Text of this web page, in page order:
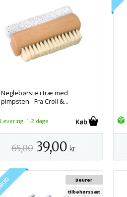
Neglebørste i træ med
pimpsten - Fra Croll &...
Levering: 1-2 dage
65,00 39,00 kr.
Beurer
tilbehørssæt